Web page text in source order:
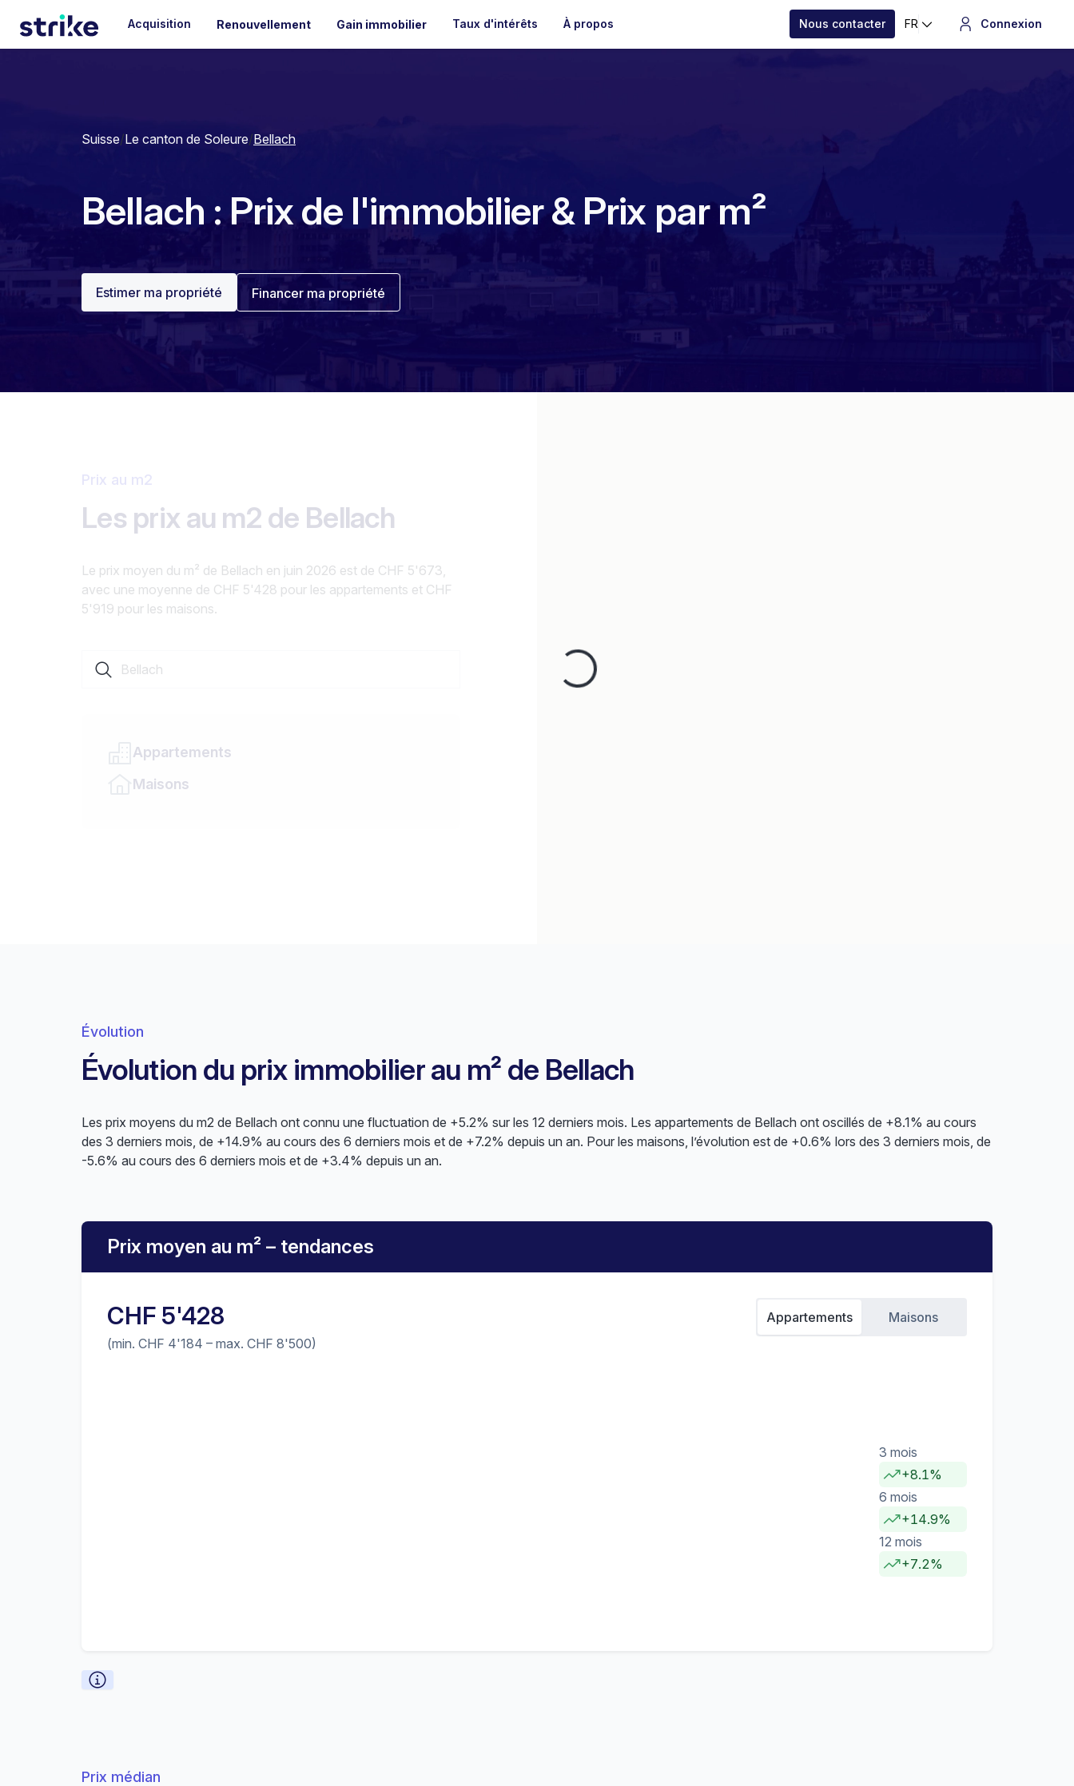
Acquisition Renouvellement Gain immobilier Taux d'intérêts À propos Nous contacter FR Connexion
Suisse/Le canton de Soleure/Bellach
Bellach : Prix de l'immobilier & Prix par m²
Estimer ma propriété Financer ma propriété
Loading...
Prix au m2
Les prix au m2 de Bellach
Le prix moyen du m² de Bellach en juin 2026 est de CHF 5'673,
avec une moyenne de CHF 5'428 pour les appartements et CHF
5'919 pour les maisons.
Appartements
Maisons
Évolution
Évolution du prix immobilier au m² de Bellach
Les prix moyens du m2 de Bellach ont connu une fluctuation de +5.2% sur les 12 derniers mois. Les appartements de Bellach ont oscillés de +8.1% au cours
des 3 derniers mois, de +14.9% au cours des 6 derniers mois et de +7.2% depuis un an. Pour les maisons, l’évolution est de +0.6% lors des 3 derniers mois, de
-5.6% au cours des 6 derniers mois et de +3.4% depuis un an.
Prix moyen au m² – tendances
CHF 5'428
(min. CHF 4'184 – max. CHF 8'500)
Appartements Maisons
3 mois
+8.1%
6 mois
+14.9%
12 mois
+7.2%
Prix médian